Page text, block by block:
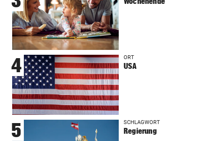
4 ORT
USA
5 SCHLAGWORT
Regierung